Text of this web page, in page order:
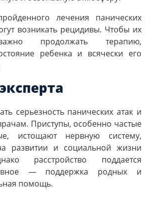
лечения панических
возникать рецидивы. Чтобы их
продолжать терапию,
ребенка и всячески его
серьезность панических атак и
Приступы, особенно частые
истощают нервную систему,
развитии и социальной жизни
расстройство поддается
— поддержка родных и
помощь.